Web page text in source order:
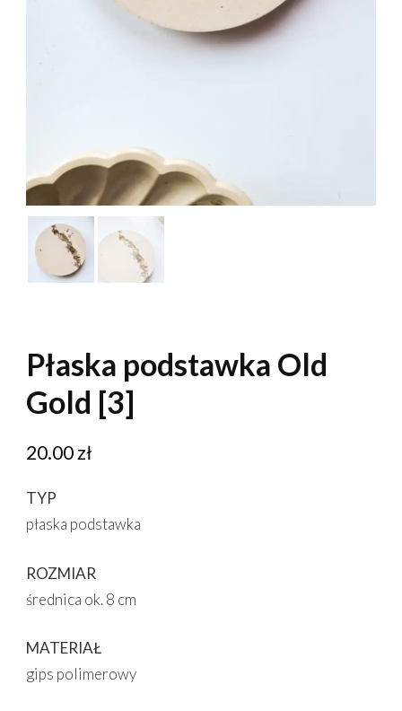
Płaska podstawka Old
Gold [3]
20.00 zł
TYP
płaska podstawka
ROZMIAR
średnica ok. 8 cm
MATERIAŁ
gips polimerowy